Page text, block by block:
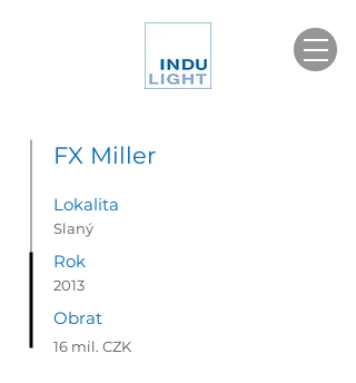
FX Miller
Lokalita
Slaný
Rok
2013
Obrat
16 mil. CZK